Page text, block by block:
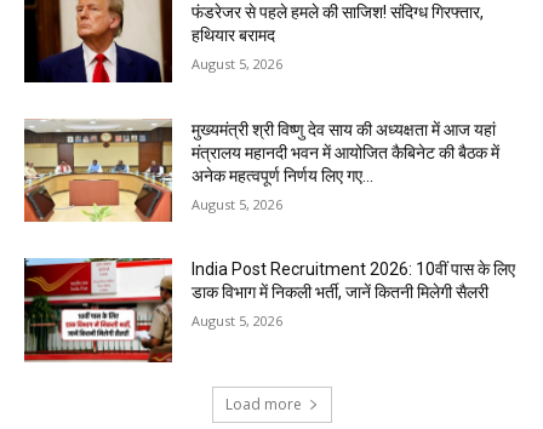
फंडरेजर से पहले हमले की साजिश! संदिग्ध गिरफ्तार,
हथियार बरामद
August 5, 2026
मुख्यमंत्री श्री विष्णु देव साय की अध्यक्षता में आज यहां
मंत्रालय महानदी भवन में आयोजित कैबिनेट की बैठक में
अनेक महत्वपूर्ण निर्णय लिए गए...
August 5, 2026
India Post Recruitment 2026: 10वीं पास के लिए
डाक विभाग में निकली भर्ती, जानें कितनी मिलेगी सैलरी
August 5, 2026
Load more